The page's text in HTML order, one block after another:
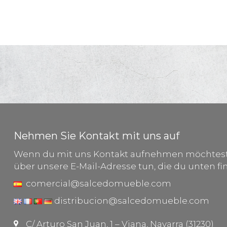
Nehmen Sie Kontakt mit uns auf
Wenn du mit uns Kontakt aufnehmen
über unsere E-Mail-Adresse tun, die du unten
comercial@salcedomueble.com
distribucion@salcedomueble.com
C/ Arturo San Juan, 1 – Viana, Navarra (31230)